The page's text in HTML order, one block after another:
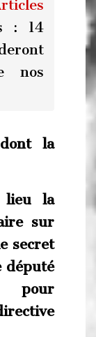
: 14
nos
la
lieu la
sur
secret
député
pour